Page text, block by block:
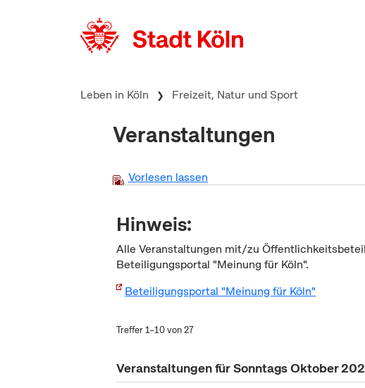
Leben in Köln Freizeit, Natur und Sport
Veranstaltungen
Vorlesen lassen
Hinweis:
Alle Veranstaltungen mit/zu
Beteiligungsportal "Meinung für Köln".
Beteiligungsportal "Meinung für Köln"
Treffer 1–10 von 27
Veranstaltungen für Sonntags Oktober